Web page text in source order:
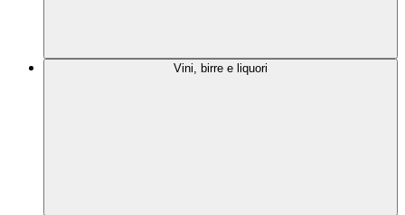
Vini, birre e liquori